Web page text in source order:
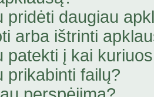
pridėti daugiau
arba ištrinti
patekti į kai
prikabinti failų?